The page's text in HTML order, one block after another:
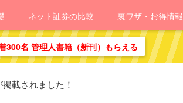
ネット証券の比較 裏ワザ・お得情報
300名 管理人書籍（新刊）もらえる
載されました！